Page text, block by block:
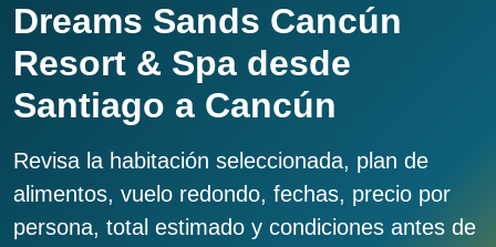
Dreams Sands Cancún
Resort & Spa desde
Santiago a Cancún
Revisa la habitación seleccionada, plan de
alimentos, vuelo redondo, fechas, precio por
persona, total estimado y condiciones antes de